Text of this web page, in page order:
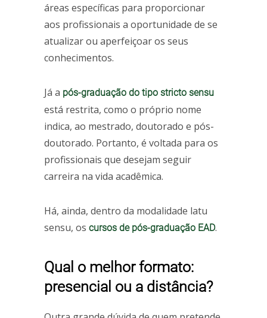
áreas específicas para proporcionar
aos profissionais a oportunidade de se
atualizar ou aperfeiçoar os seus
conhecimentos.
Já a pós-graduação do tipo stricto sensu
está restrita, como o próprio nome
indica, ao mestrado, doutorado e pós-
doutorado. Portanto, é voltada para os
profissionais que desejam seguir
carreira na vida acadêmica.
Há, ainda, dentro da modalidade latu
sensu, os cursos de pós-graduação EAD.
Qual o melhor formato:
presencial ou a distância?